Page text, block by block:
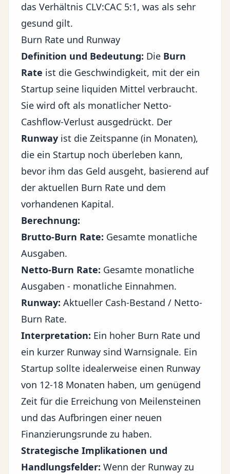
das Verhältnis CLV:CAC 5:1, was als sehr
gesund gilt.
Burn Rate und Runway
Definition und Bedeutung: Die Burn
Rate ist die Geschwindigkeit, mit der ein
Startup seine liquiden Mittel verbraucht.
Sie wird oft als monatlicher Netto-
Cashflow-Verlust ausgedrückt. Der
Runway ist die Zeitspanne (in Monaten),
die ein Startup noch überleben kann,
bevor ihm das Geld ausgeht, basierend auf
der aktuellen Burn Rate und dem
vorhandenen Kapital.
Berechnung:
Brutto-Burn Rate: Gesamte monatliche
Ausgaben.
Netto-Burn Rate: Gesamte monatliche
Ausgaben - monatliche Einnahmen.
Runway: Aktueller Cash-Bestand / Netto-
Burn Rate.
Interpretation: Ein hoher Burn Rate und
ein kurzer Runway sind Warnsignale. Ein
Startup sollte idealerweise einen Runway
von 12-18 Monaten haben, um genügend
Zeit für die Erreichung von Meilensteinen
und das Aufbringen einer neuen
Finanzierungsrunde zu haben.
Strategische Implikationen und
Handlungsfelder: Wenn der Runway zu